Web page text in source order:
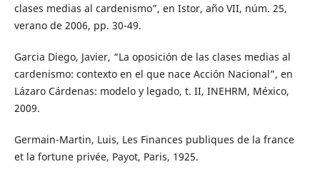
clases medias al cardenismo”, en Istor, año VII, núm. 25,
verano de 2006, pp. 30-49.
Garcia Diego, Javier, “La oposición de las clases medias al
cardenismo: contexto en el que nace Acción Nacional”, en
Lázaro Cárdenas: modelo y legado, t. II, INEHRM, México,
2009.
Germain-Martin, Luis, Les Finances publiques de la france
et la fortune privée, Payot, Paris, 1925.